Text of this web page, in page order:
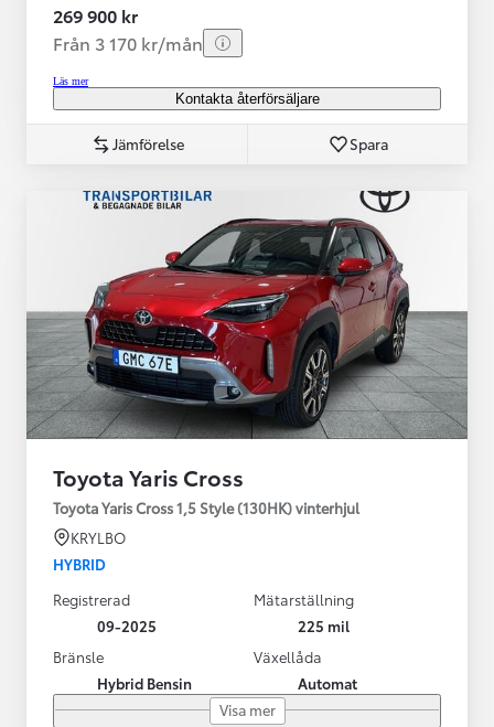
269 900 kr
Från 3 170 kr/mån
Läs mer
Kontakta återförsäljare
Jämförelse Spara
Toyota Yaris Cross
Toyota Yaris Cross 1,5 Style (130HK) vinterhjul
KRYLBO
HYBRID
Registrerad
09-2025
Mätarställning
225 mil
Bränsle
Hybrid Bensin
Växellåda
Automat
Visa mer